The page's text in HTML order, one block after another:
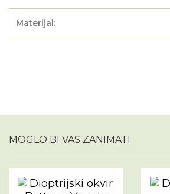
Materijal:
MOGLO BI VAS ZANIMATI